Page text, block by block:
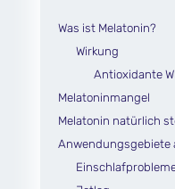
Was ist Melatonin?
Wirkung
Antioxidante
Melatoninmangel
Melatonin natürlich
Anwendungsgebiete